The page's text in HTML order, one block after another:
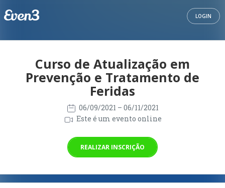
LOGIN
Curso de Atualização em
Prevenção e Tratamento de
Feridas
06/09/2021 – 06/11/2021
Este é um evento online
REALIZAR INSCRIÇÃO